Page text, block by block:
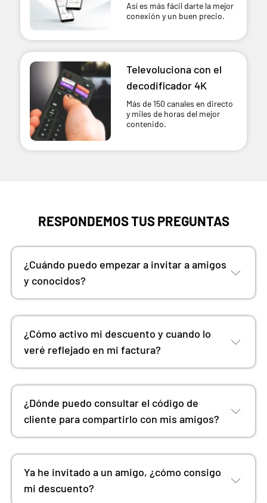
Así es más fácil darte la mejor
conexión y un buen precio.
Televoluciona con el
decodificador 4K
Más de 150 canales en directo
y miles de horas del mejor
contenido.
RESPONDEMOS TUS PREGUNTAS
¿Cuándo puedo empezar a invitar a amigos
y conocidos?
¿Cómo activo mi descuento y cuando lo
veré reflejado en mi factura?
¿Dónde puedo consultar el código de
cliente para compartirlo con mis amigos?
Ya he invitado a un amigo, ¿cómo consigo
mi descuento?